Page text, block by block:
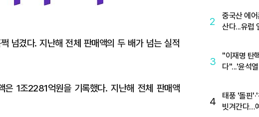
넘겼다. 지난해 전체 판매액의 두 배가 넘는 실적
1조2281억원을 기록했다. 지난해 전체 판매액
2
중국산 에
산다...유럽
3
"이재명 탄
다"...'윤석
4
태풍 '돌핀
빗겨간다…